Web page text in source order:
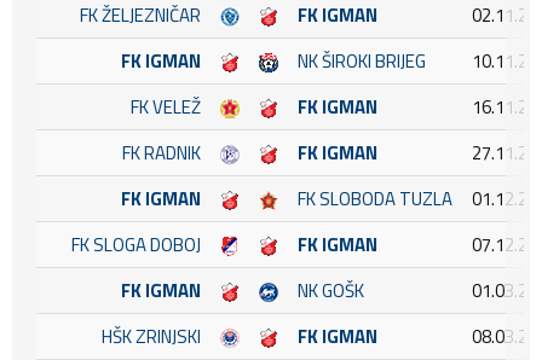
FK ŽELJEZNIČAR
FK IGMAN
FK IGMAN
NK ŠIROKI BRIJEG
FK VELEŽ
FK IGMAN
FK RADNIK
FK IGMAN
FK IGMAN
FK SLOBODA TUZLA
FK SLOGA DOBOJ
FK IGMAN
FK IGMAN
NK GOŠK
HŠK ZRINJSKI
FK IGMAN